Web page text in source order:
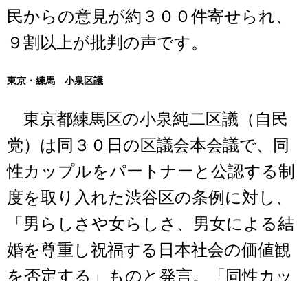
民からの意見が約３００件寄せられ、
９割以上が批判の声です。
東京・練馬 小泉区議
東京都練馬区の小泉純二区議（自民
党）は同３０日の区議会本会議で、同
性カップルをパートナーと公認する制
度を取り入れた渋谷区の条例に対し、
「男らしさや女らしさ、男女による結
婚を尊重し祝福する日本社会の価値観
を否定する」ものと発言。「同性カッ